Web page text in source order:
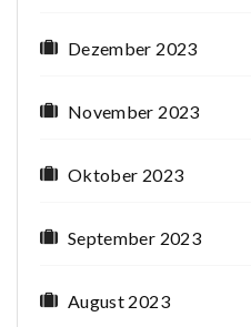
Dezember 2023
November 2023
Oktober 2023
September 2023
August 2023